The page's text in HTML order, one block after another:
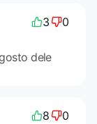
3 0
dele
8 0